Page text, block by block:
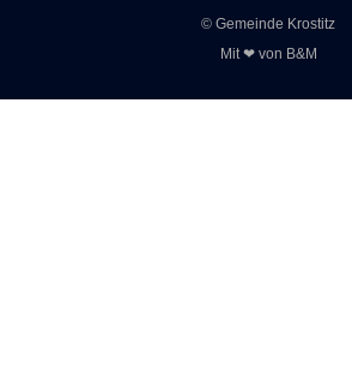
© Gemeinde Krostitz
Mit ❤ von B&M